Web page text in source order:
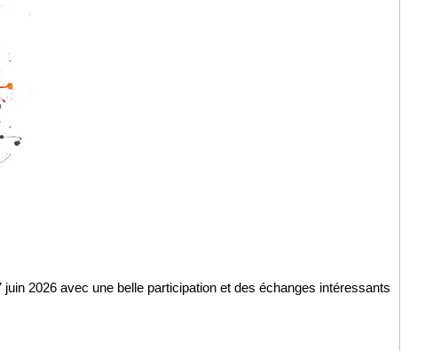
2026 avec une belle participation et des échanges intéressants